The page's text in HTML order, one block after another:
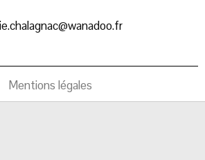
Mentions légales